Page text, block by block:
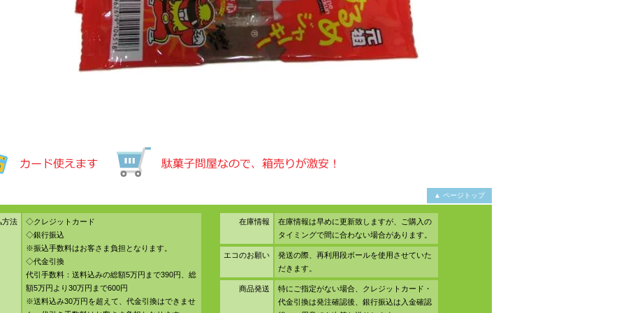
▲ ページトップ
方法
◇クレジットカード
◇銀行振込
※振込手数料はお客さま負担となります。
◇代金引換
代引手数料：送料込みの総額5万円まで390円、総
額5万円より30万円まで600円
※送料込み30万円を超えて、代金引換はできませ
在庫情報
在庫情報は早めに更新致しますが、ご購入の
タイミングで間に合わない場合があります。
エコのお願い
発送の際、再利用段ボールを使用させていた
だきます。
商品発送
特にご指定がない場合、クレジットカード・
代金引換は発注確認後、銀行振込は入金確認